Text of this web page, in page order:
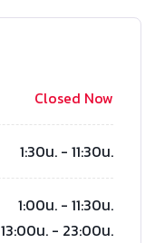
Closed Now
1:30น. - 11:30น.
1:00น. - 11:30น.
13:00น. - 23:00น.